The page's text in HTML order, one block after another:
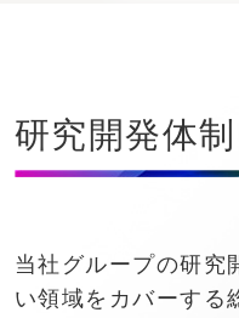
研究開発体制
当社グループの研究
い領域をカバーする